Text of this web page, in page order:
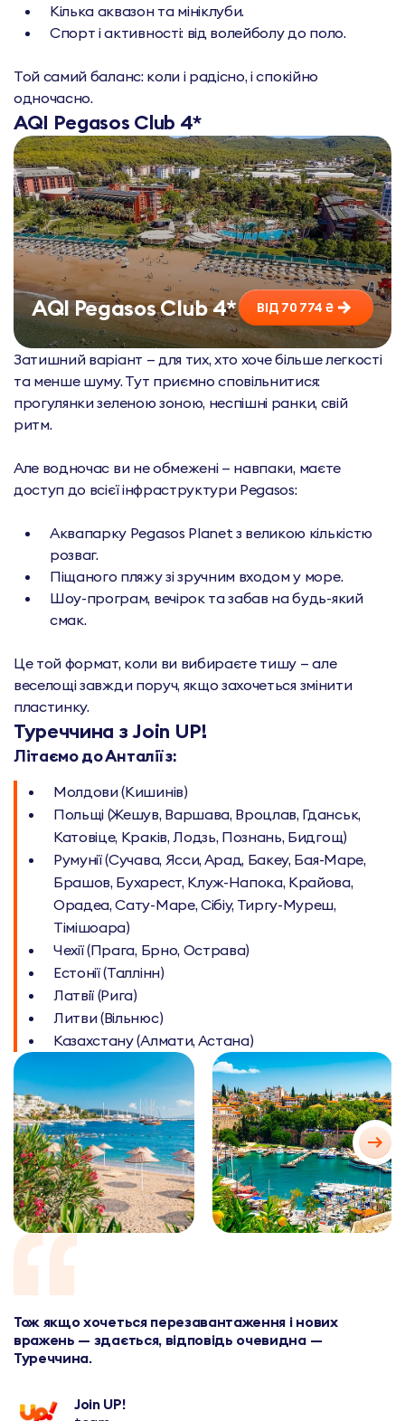
Кілька аквазон та мініклуби.
Спорт і активності: від волейболу до поло.
Той самий баланс: коли і радісно, і спокійно
одночасно.
AQI Pegasos Club 4*
AQI Pegasos Club 4* ВІД 70 774 ₴
Затишний варіант — для тих, хто хоче більше легкості
та менше шуму. Тут приємно сповільнитися:
прогулянки зеленою зоною, неспішні ранки, свій
ритм.
Але водночас ви не обмежені — навпаки, маєте
доступ до всієї інфраструктури Pegasos:
Аквапарку Pegasos Planet з великою кількістю
розваг.
Піщаного пляжу зі зручним входом у море.
Шоу-програм, вечірок та забав на будь-який
смак.
Це той формат, коли ви вибираєте тишу — але
веселощі завжди поруч, якщо захочеться змінити
пластинку.
Туреччина з Join UP!
Літаємо до Анталії з:
Молдови (Кишинів)
Польщі (Жешув, Варшава, Вроцлав, Гданськ,
Катовіце, Краків, Лодзь, Познань, Бидгощ)
Румунії (Сучава, Ясси, Арад, Бакеу, Бая-Маре,
Брашов, Бухарест, Клуж-Напока, Крайова,
Орадеа, Сату-Маре, Сібіу, Тиргу-Муреш,
Тімішоара)
Чехії (Прага, Брно, Острава)
Естонії (Таллінн)
Латвії (Рига)
Литви (Вільнюс)
Казахстану (Алмати, Астана)
Тож якщо хочеться перезавантаження і нових
вражень — здається, відповідь очевидна —
Туреччина.
Join UP!